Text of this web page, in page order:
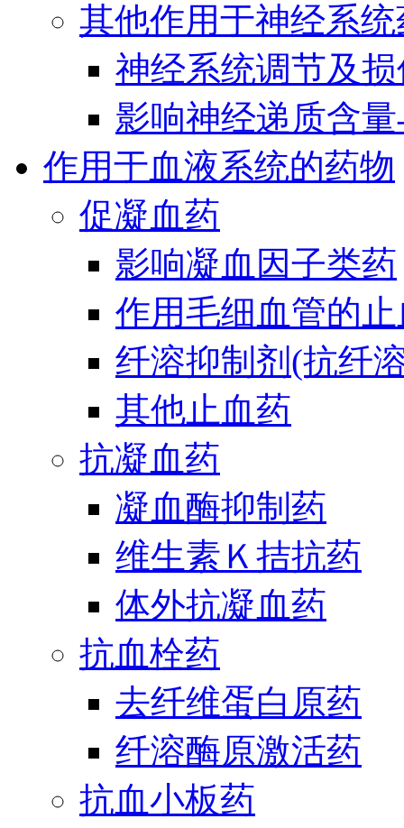
其他作用于神经系统
神经系统调节及
影响神经递质含
作用于血液系统的药物
促凝血药
影响凝血因子类药
作用毛细血管的
纤溶抑制剂(抗纤
其他止血药
抗凝血药
凝血酶抑制药
维生素Ｋ拮抗药
体外抗凝血药
抗血栓药
去纤维蛋白原药
纤溶酶原激活药
抗血小板药